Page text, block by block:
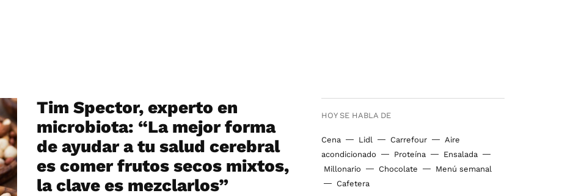
HOY SE HABLA DE
Cena Lidl Carrefour
Aire
acondicionado
Proteína
Ensalada
Millonario
Chocolate
Menú semanal
Cafetera
Tim Spector, experto en
microbiota: “La mejor forma
de ayudar a tu salud cerebral
es comer frutos secos mixtos,
la clave es mezclarlos”